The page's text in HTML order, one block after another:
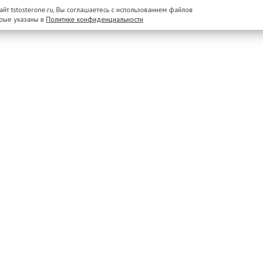
tstosterone.ru, Вы соглашаетесь с использованием файлов
указаны в Политике конфиденциальности